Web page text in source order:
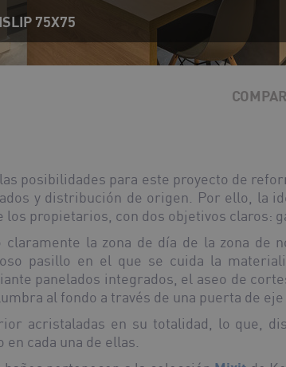
75X75
posibilidades para este proyecto de
y distribución de origen. Por ello, la
los propietarios, con dos objetivos claros:
la zona de día de la zona de
pasillo en el que se cuida la
panelados integrados, el aseo de
al fondo a través de una puerta de eje
acristaladas en su totalidad, lo que,
cada una de ellas.